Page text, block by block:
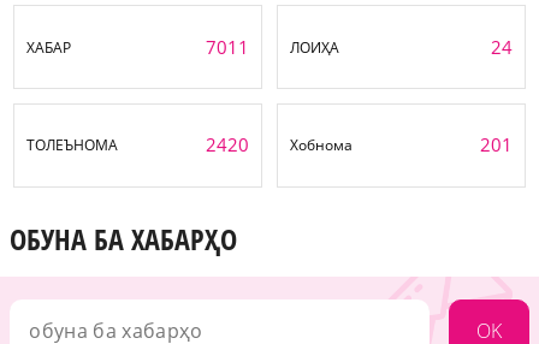
ХАБАР 7011 ЛОИҲА 24
ТОЛЕЪНОМА 2420 Хобнома 201
ОБУНА БА ХАБАРҲО
OK